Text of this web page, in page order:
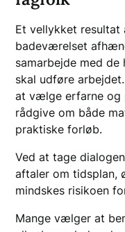
Et vellykket
badeværelset
samarbejde med
skal udføre
at vælge erfarne og
rådgive om både
praktiske forløb.
Ved at tage
aftaler om tidsplan,
mindskes risikoen
Mange vælger at